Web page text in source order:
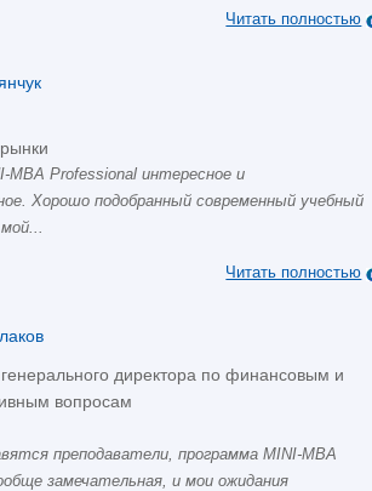
Читать полностью
MBA Professional интересное и
Хорошо подобранный современный учебный
Читать полностью
директора по финансовым и
вопросам
преподаватели, программа MINI-MBA
замечательная, и мои ожидания